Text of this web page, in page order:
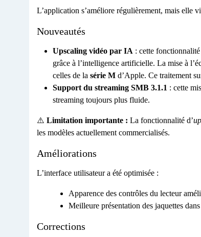
L’application s’améliore régulièrement, mais elle
Nouveautés
Upscaling vidéo par IA : cette
grâce à l’intelligence artificielle. La mise à
celles de la série M d’Apple. Ce traitement
Support du streaming SMB 3.1.1 : cette
streaming toujours plus fluide.
⚠️ Limitation importante : La fonctionnalité d’
les modèles actuellement commercialisés.
Améliorations
L’interface utilisateur a été optimisée :
Apparence des contrôles du lecteur
Meilleure présentation des jaquettes
Corrections